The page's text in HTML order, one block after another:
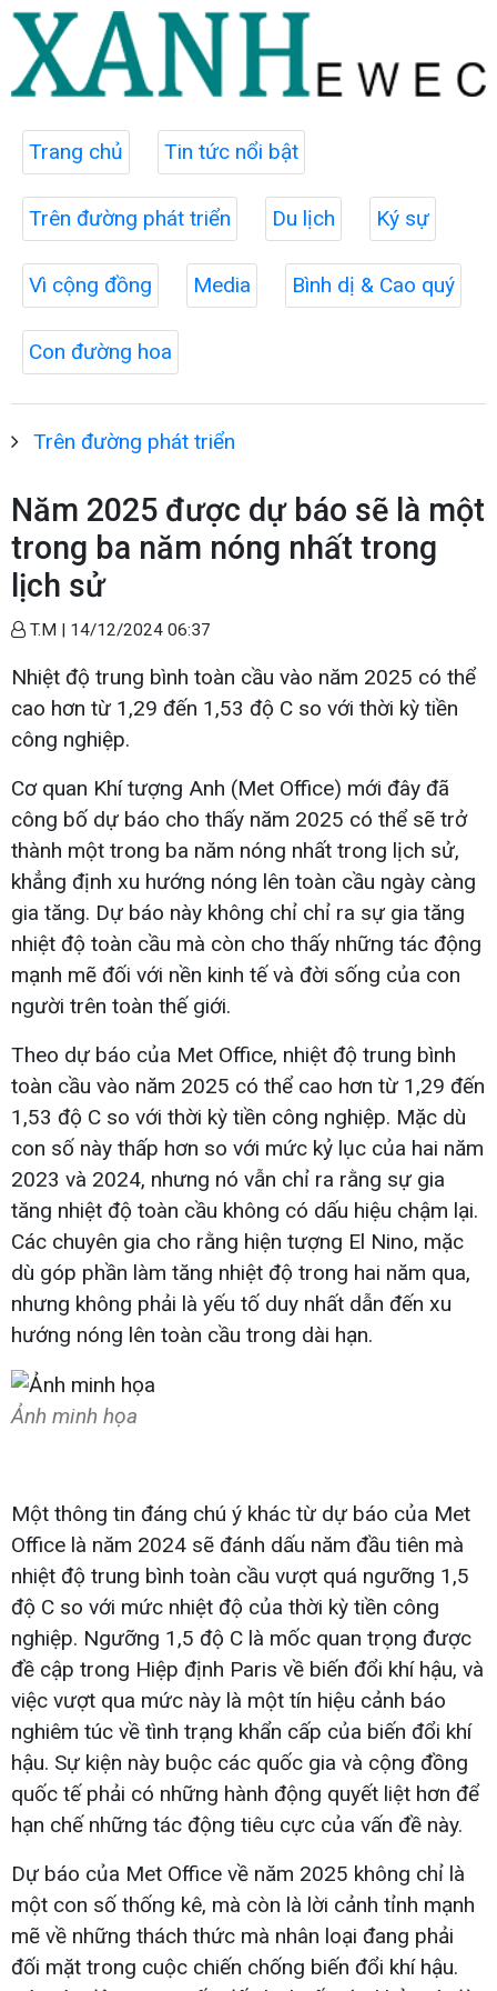
Trang chủ Tin tức nổi bật
Trên đường phát triển Du lịch Ký sự
Vì cộng đồng Media Bình dị & Cao quý
Con đường hoa
Trên đường phát triển
Năm 2025 được dự báo sẽ là một
trong ba năm nóng nhất trong
lịch sử
T.M | 14/12/2024 06:37
Nhiệt độ trung bình toàn cầu vào năm 2025 có thể
cao hơn từ 1,29 đến 1,53 độ C so với thời kỳ tiền
công nghiệp.
Cơ quan Khí tượng Anh (Met Office) mới đây đã
công bố dự báo cho thấy năm 2025 có thể sẽ trở
thành một trong ba năm nóng nhất trong lịch sử,
khẳng định xu hướng nóng lên toàn cầu ngày càng
gia tăng. Dự báo này không chỉ chỉ ra sự gia tăng
nhiệt độ toàn cầu mà còn cho thấy những tác động
mạnh mẽ đối với nền kinh tế và đời sống của con
người trên toàn thế giới.
Theo dự báo của Met Office, nhiệt độ trung bình
toàn cầu vào năm 2025 có thể cao hơn từ 1,29 đến
1,53 độ C so với thời kỳ tiền công nghiệp. Mặc dù
con số này thấp hơn so với mức kỷ lục của hai năm
2023 và 2024, nhưng nó vẫn chỉ ra rằng sự gia
tăng nhiệt độ toàn cầu không có dấu hiệu chậm lại.
Các chuyên gia cho rằng hiện tượng El Nino, mặc
dù góp phần làm tăng nhiệt độ trong hai năm qua,
nhưng không phải là yếu tố duy nhất dẫn đến xu
hướng nóng lên toàn cầu trong dài hạn.
Ảnh minh họa
Một thông tin đáng chú ý khác từ dự báo của Met
Office là năm 2024 sẽ đánh dấu năm đầu tiên mà
nhiệt độ trung bình toàn cầu vượt quá ngưỡng 1,5
độ C so với mức nhiệt độ của thời kỳ tiền công
nghiệp. Ngưỡng 1,5 độ C là mốc quan trọng được
đề cập trong Hiệp định Paris về biến đổi khí hậu, và
việc vượt qua mức này là một tín hiệu cảnh báo
nghiêm túc về tình trạng khẩn cấp của biến đổi khí
hậu. Sự kiện này buộc các quốc gia và cộng đồng
quốc tế phải có những hành động quyết liệt hơn để
hạn chế những tác động tiêu cực của vấn đề này.
Dự báo của Met Office về năm 2025 không chỉ là
một con số thống kê, mà còn là lời cảnh tỉnh mạnh
mẽ về những thách thức mà nhân loại đang phải
đối mặt trong cuộc chiến chống biến đổi khí hậu.